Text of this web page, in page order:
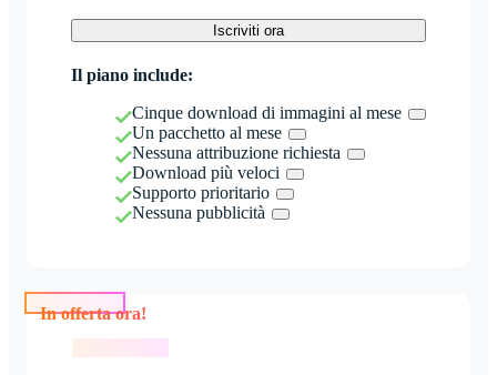
Iscriviti ora
Il piano include:
Cinque download di immagini al mese
Un pacchetto al mese
Nessuna attribuzione richiesta
Download più veloci
Supporto prioritario
Nessuna pubblicità